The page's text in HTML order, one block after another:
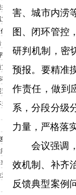
害、城市内涝
图、闭环管控
研判机制，密
预报。要精准
作责任，做到
系 ，分段分级
力量，严格落
会议强调
效机制、补齐
反馈典型案例